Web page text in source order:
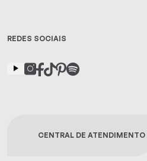
REDES SOCIAIS
CENTRAL DE ATENDIMENTO